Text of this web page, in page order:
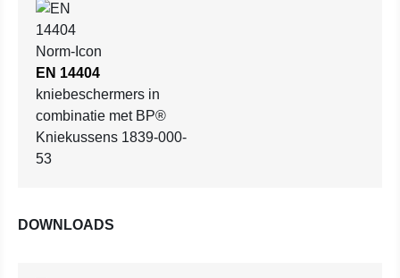
EN 14404
kniebeschermers in
combinatie met BP®
Kniekussens 1839-000-
53
DOWNLOADS